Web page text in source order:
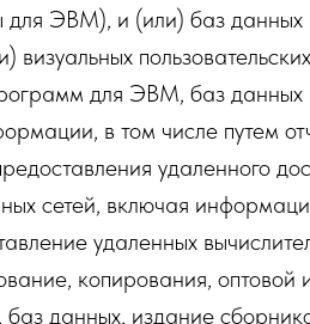
ЭВМ), и (или) баз данных
визуальных
для ЭВМ, баз данных
в том числе путем
удаленного
сетей, включая
удаленных
копирования,
данных, издание